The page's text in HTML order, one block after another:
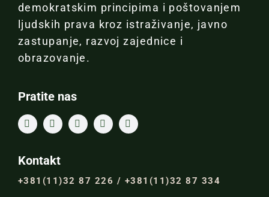
demokratskim principima i poštovanjem
ljudskih prava kroz istraživanje, javno
zastupanje, razvoj zajednice i
obrazovanje.
Pratite nas
Kontakt
+381(11)32 87 226 / +381(11)32 87 334